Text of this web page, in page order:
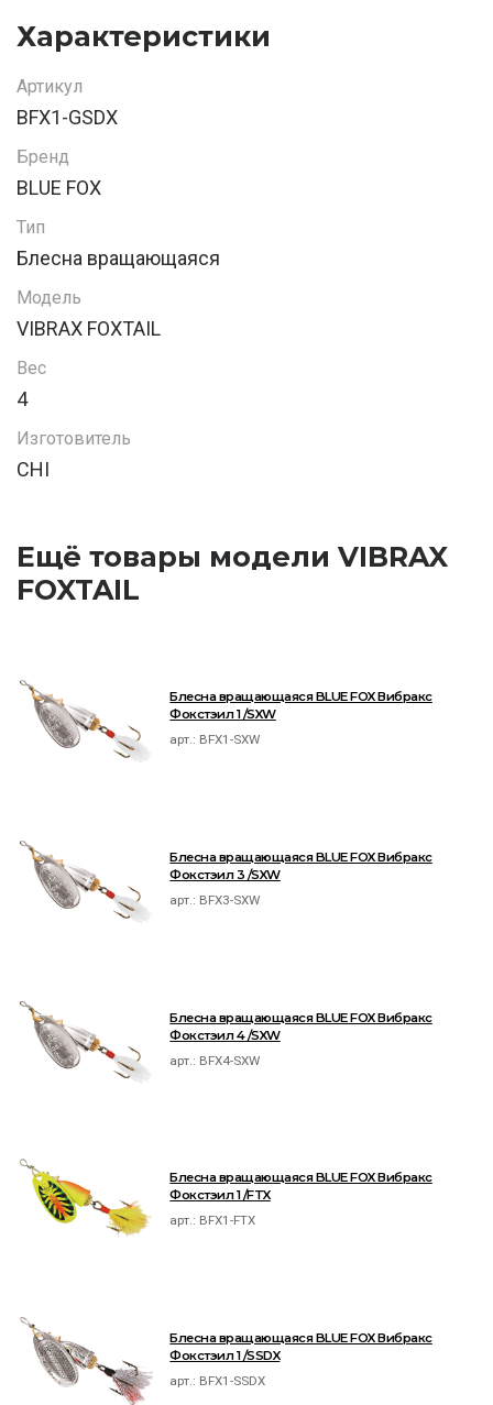
Характеристики
Артикул
BFX1-GSDX
Бренд
BLUE FOX
Тип
Блесна вращающаяся
Модель
VIBRAX FOXTAIL
Вес
4
Изготовитель
CHI
Ещё товары модели VIBRAX
FOXTAIL
Блесна вращающаяся BLUE FOX Вибракс
Фокстэил 1 /SXW
арт.: BFX1-SXW
Блесна вращающаяся BLUE FOX Вибракс
Фокстэил 3 /SXW
арт.: BFX3-SXW
Блесна вращающаяся BLUE FOX Вибракс
Фокстэил 4 /SXW
арт.: BFX4-SXW
Блесна вращающаяся BLUE FOX Вибракс
Фокстэил 1 /FTX
арт.: BFX1-FTX
Блесна вращающаяся BLUE FOX Вибракс
Фокстэил 1 /SSDX
арт.: BFX1-SSDX